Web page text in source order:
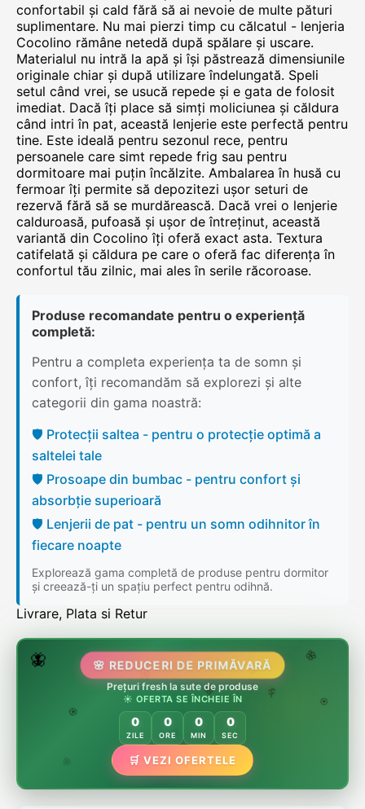
confortabil și cald fără să ai nevoie de multe pături
suplimentare. Nu mai pierzi timp cu călcatul - lenjeria
Cocolino rămâne netedă după spălare și uscare.
Materialul nu intră la apă și își păstrează dimensiunile
originale chiar și după utilizare îndelungată. Speli
setul când vrei, se usucă repede și e gata de folosit
imediat. Dacă îți place să simți moliciunea și căldura
când intri în pat, această lenjerie este perfectă pentru
tine. Este ideală pentru sezonul rece, pentru
persoanele care simt repede frig sau pentru
dormitoare mai puțin încălzite. Ambalarea în husă cu
fermoar îți permite să depozitezi ușor seturi de
rezervă fără să se murdărească. Dacă vrei o lenjerie
calduroasă, pufoasă și ușor de întreținut, această
variantă din Cocolino îți oferă exact asta. Textura
catifelată și căldura pe care o oferă fac diferența în
confortul tău zilnic, mai ales în serile răcoroase.
Produse recomandate pentru o experiență
completă:
Pentru a completa experiența ta de somn și
confort, îți recomandăm să explorezi și alte
categorii din gama noastră:
🛡️ Protecții saltea - pentru o protecție optimă a
saltelei tale
🛡️ Prosoape din bumbac - pentru confort și
absorbție superioară
🛡️ Lenjerii de pat - pentru un somn odihnitor în
fiecare noapte
Explorează gama completă de produse pentru dormitor
și creează-ți un spațiu perfect pentru odihnă.
Livrare, Plata si Retur
🌸
🌸
🏵️
🌷
🦋 🌸 REDUCERI DE PRIMĂVARĂ
Prețuri fresh la sute de produse
☀️ OFERTA SE ÎNCHEIE ÎN
0
ZILE
0
ORE
0
MIN
0
SEC
🛒 VEZI OFERTELE